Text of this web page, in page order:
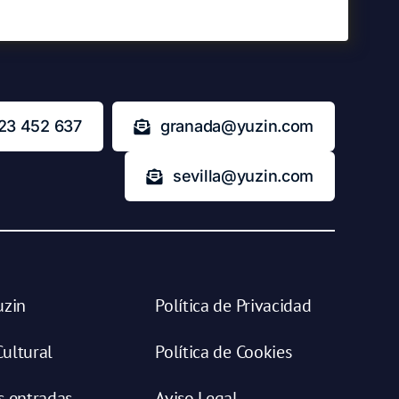
452 637 granada@yuzin.com
sevilla@yuzin.com
Política de Privacidad
Política de Cookies